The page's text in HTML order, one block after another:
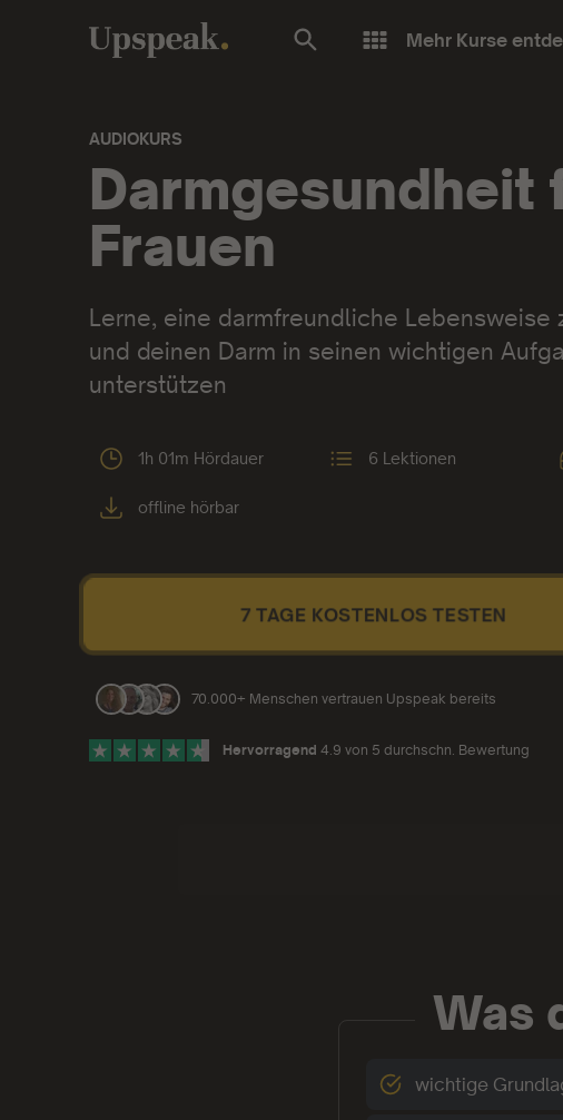
Mehr Kurse
AUDIOKURS
Audiokurs:
Darmgesundheit
Frauen
Lerne, eine darmfreundliche Lebensweise
und deinen Darm in seinen wichtigen
unterstützen
1h 01m Hördauer 6 Lektionen
offline hörbar
7 TAGE KOSTENLOS TESTEN
70.000+ Menschen vertrauen Upspeak bereits
Hervorragend 4.9 von 5 durchschn. Bewertung
Was
wichtige